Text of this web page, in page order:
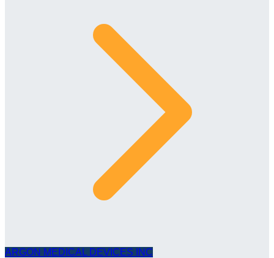
ARGON MEDICAL DEVICES INC